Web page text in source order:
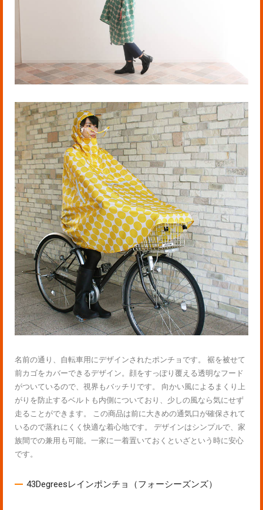
名前の通り、自転車用にデザインされたポンチョです。 裾を被せて
前カゴをカバーできるデザイン。顔をすっぽり覆える透明なフード
がついているので、視界もバッチリです。 向かい風によるまくり上
がりを防止するベルトも内側についており、少しの風なら気にせず
走ることができます。 この商品は前に大きめの通気口が確保されて
いるので蒸れにくく快適な着心地です。 デザインはシンプルで、家
族間での兼用も可能。一家に一着置いておくといざという時に安心
です。
43Degreesレインポンチョ（フォーシーズンズ）